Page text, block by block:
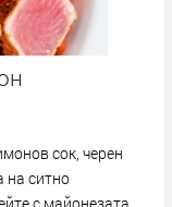
сок, черен
на ситно
с майонезата,